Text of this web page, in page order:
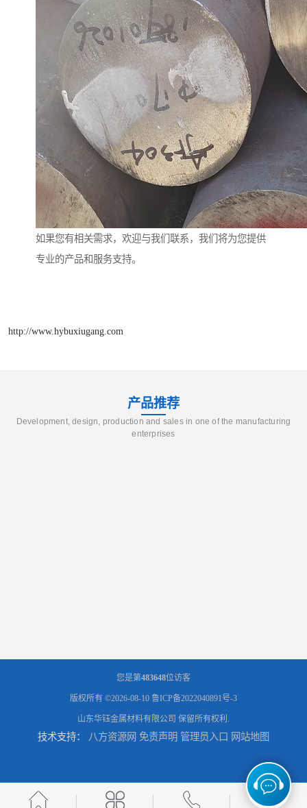
如果您有相关需求，欢迎与我们联系，我们将为您提供
专业的产品和服务支持。
http://www.hybuxiugang.com
产品推荐
Development, design, production and sales in one of the manufacturing
enterprises
您是第483648位访客
版权所有 ©2026-08-10 鲁ICP备2022040891号-3
山东华钰金属材料有限公司 保留所有权利.
技术支持： 八方资源网 免责声明 管理员入口 网站地图